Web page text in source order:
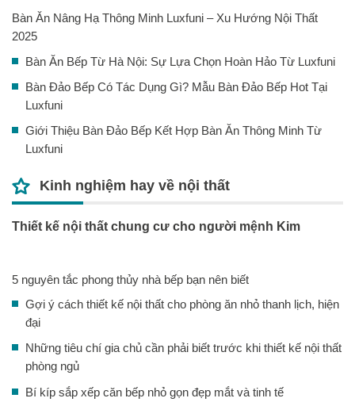
Bàn Ăn Nâng Hạ Thông Minh Luxfuni – Xu Hướng Nội Thất
2025
Bàn Ăn Bếp Từ Hà Nội: Sự Lựa Chọn Hoàn Hảo Từ Luxfuni
Bàn Đảo Bếp Có Tác Dụng Gì? Mẫu Bàn Đảo Bếp Hot Tại
Luxfuni
Giới Thiệu Bàn Đảo Bếp Kết Hợp Bàn Ăn Thông Minh Từ
Luxfuni
Kinh nghiệm hay về nội thất
Thiết kế nội thất chung cư cho người mệnh Kim
5 nguyên tắc phong thủy nhà bếp bạn nên biết
Gợi ý cách thiết kế nội thất cho phòng ăn nhỏ thanh lịch, hiện
đại
Những tiêu chí gia chủ cần phải biết trước khi thiết kế nội thất
phòng ngủ
Bí kíp sắp xếp căn bếp nhỏ gọn đẹp mắt và tinh tế